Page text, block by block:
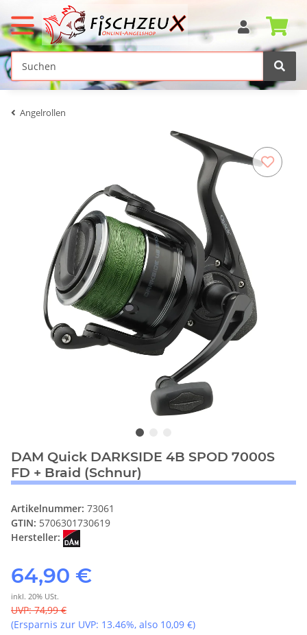
Angelrollen
DAM Quick DARKSIDE 4B SPOD 7000S
FD + Braid (Schnur)
Artikelnummer: 73061
GTIN: 5706301730619
Hersteller:
64,90 €
inkl. 20% USt.
UVP:74,99 €
(Ersparnis zur UVP: 13.46%, also 10,09 €)